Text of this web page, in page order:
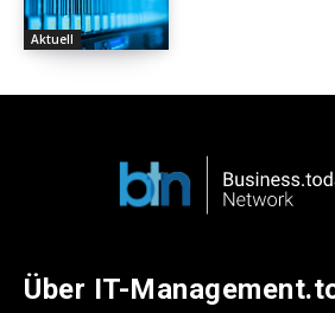
Aktuell
Über IT-